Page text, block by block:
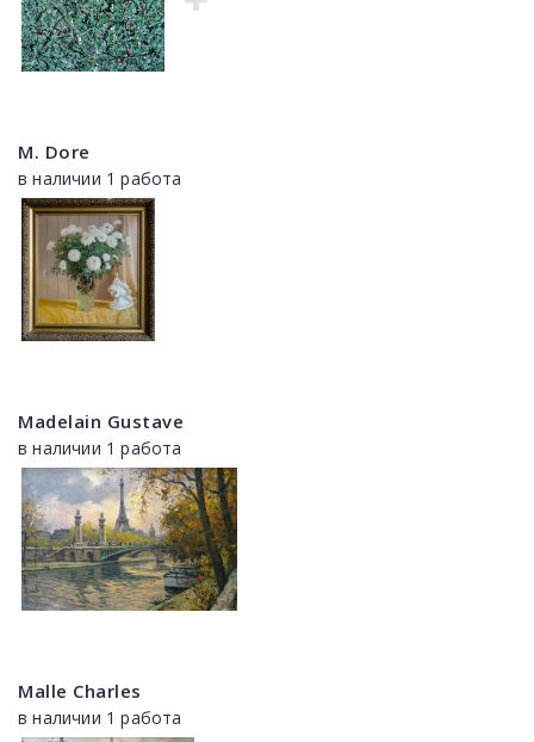
M. Dore
в наличии 1 работа
Madelain Gustave
в наличии 1 работа
Malle Charles
в наличии 1 работа